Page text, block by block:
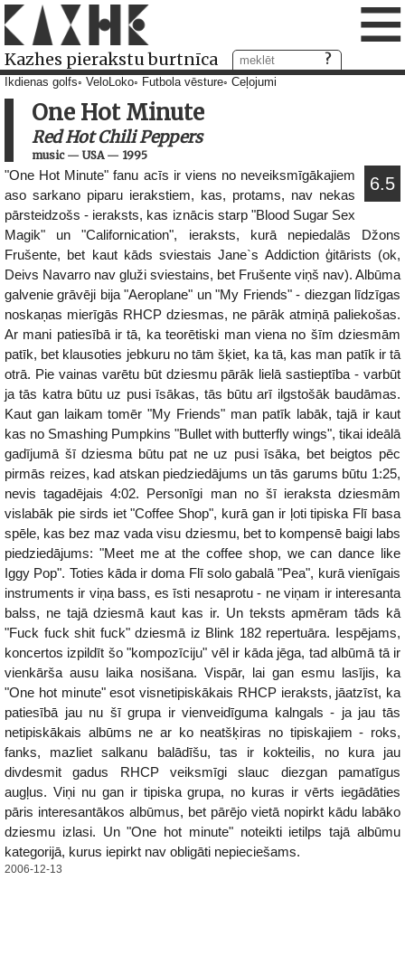
Kazhes pierakstu burtnīca ≡
Ikdienas golfs VeloLoko Futbola vēsture Ceļojumi
One Hot Minute
Red Hot Chili Peppers
music— USA— 1995
6.5
"One Hot Minute" fanu acīs ir viens no neveiksmīgākajiem
aso sarkano piparu ierakstiem, kas, protams, nav nekas
pārsteidzošs - ieraksts, kas iznācis starp "Blood Sugar Sex
Magik" un "Californication", ieraksts, kurā nepiedalās Džons
Frušente, bet kaut kāds sviestais Jane`s Addiction ģitārists (ok,
Deivs Navarro nav gluži sviestains, bet Frušente viņš nav). Albūma
galvenie grāvēji bija "Aeroplane" un "My Friends" - diezgan līdzīgas
noskaņas mierīgās RHCP dziesmas, ne pārāk atmiņā paliekošas.
Ar mani patiesībā ir tā, ka teorētiski man viena no šīm dziesmām
patīk, bet klausoties jebkuru no tām šķiet, ka tā, kas man patīk ir tā
otrā. Pie vainas varētu būt dziesmu pārāk lielā sastieptība - varbūt
ja tās katra būtu uz pusi īsākas, tās būtu arī ilgstošāk baudāmas.
Kaut gan laikam tomēr "My Friends" man patīk labāk, tajā ir kaut
kas no Smashing Pumpkins "Bullet with butterfly wings", tikai ideālā
gadījumā šī dziesma būtu pat ne uz pusi īsāka, bet beigtos pēc
pirmās reizes, kad atskan piedziedājums un tās garums būtu 1:25,
nevis tagadējais 4:02. Personīgi man no šī ieraksta dziesmām
vislabāk pie sirds iet "Coffee Shop", kurā gan ir ļoti tipiska Flī basa
spēle, kas bez maz vada visu dziesmu, bet to kompensē baigi labs
piedziedājums: "Meet me at the coffee shop, we can dance like
Iggy Pop". Toties kāda ir doma Flī solo gabalā "Pea", kurā vienīgais
instruments ir viņa bass, es īsti nesaprotu - ne viņam ir interesanta
balss, ne tajā dziesmā kaut kas ir. Un teksts apmēram tāds kā
"Fuck fuck shit fuck" dziesmā iz Blink 182 repertuāra. Iespējams,
koncertos izpildīt šo "kompozīciju" vēl ir kāda jēga, tad albūmā tā ir
vienkārša ausu laika nosišana. Vispār, lai gan esmu lasījis, ka
"One hot minute" esot visnetipiskākais RHCP ieraksts, jāatzīst, ka
patiesībā jau nu šī grupa ir vienveidīguma kalngals - ja jau tās
netipiskākais albūms ne ar ko neatšķiras no tipiskajiem - roks,
fanks, mazliet salkanu balādīšu, tas ir kokteilis, no kura jau
divdesmit gadus RHCP veiksmīgi slauc diezgan pamatīgus
augļus. Viņi nu gan ir tipiska grupa, no kuras ir vērts iegādāties
pāris interesantākos albūmus, bet pārējo vietā nopirkt kādu labāko
dziesmu izlasi. Un "One hot minute" noteikti ietilps tajā albūmu
kategorijā, kurus iepirkt nav obligāti nepieciešams.
2006-12-13